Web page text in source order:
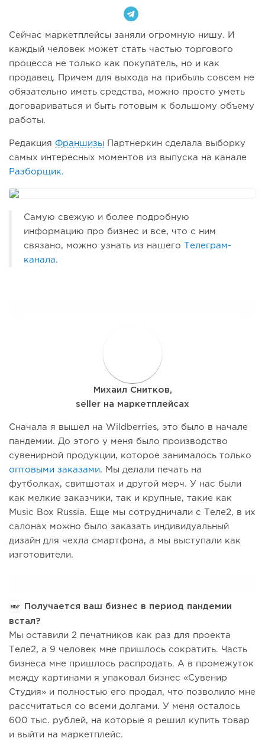
Сейчас маркетплейсы заняли огромную нишу. И
каждый человек может стать частью торгового
процесса не только как покупатель, но и как
продавец. Причем для выхода на прибыль совсем не
обязательно иметь средства, можно просто уметь
договариваться и быть готовым к большому объему
работы.
Редакция Франшизы Партнеркин сделала выборку
самых интересных моментов из выпуска на канале
Разборщик.
Самую свежую и более подробную
информацию про бизнес и все, что с ним
связано, можно узнать из нашего
Телеграм-
канала.
Михаил Снитков,
seller на маркетплейсах
Сначала я вышел на Wildberries, это было в начале
пандемии. До этого у меня было производство
сувенирной продукции, которое занималось только
оптовыми заказами. Мы делали печать на
футболках, свитшотах и другой мерч. У нас были
как мелкие заказчики, так и крупные, такие как
Music Box Russia. Еще мы сотрудничали с Теле2, в их
салонах можно было заказать индивидуальный
дизайн для чехла смартфона, а мы выступали как
изготовители.
Получается ваш бизнес в период пандемии
встал?
Мы оставили 2 печатников как раз для проекта
Теле2, а 9 человек мне пришлось сократить. Часть
бизнеса мне пришлось распродать. А в промежуток
между картинами я упаковал бизнес «Сувенир
Студия» и полностью его продал, что позволило мне
рассчитаться со всеми долгами. У меня осталось
600 тыс. рублей, на которые я решил купить товар
и выйти на маркетплейс.